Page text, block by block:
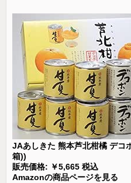
JAあしきた 熊本芦北柑橘 デコ
箱))
販売価格: ￥5,665 税込
Amazonの商品ページを見る